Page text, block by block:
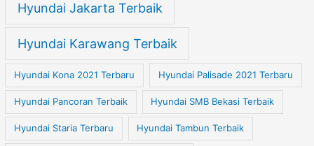
Hyundai Jakarta Terbaik
Hyundai Karawang Terbaik
Hyundai Kona 2021 Terbaru Hyundai Palisade 2021 Terbaru
Hyundai Pancoran Terbaik Hyundai SMB Bekasi Terbaik
Hyundai Staria Terbaru Hyundai Tambun Terbaik